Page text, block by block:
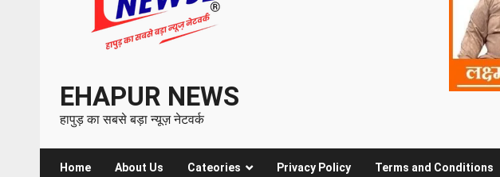
EHAPUR NEWS
हापुड़ का सबसे बड़ा न्यूज़ नेटवर्क
Home About Us Cateories Privacy Policy Terms and Conditions